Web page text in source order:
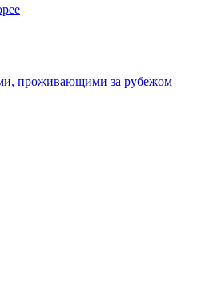
проживающими за рубежом